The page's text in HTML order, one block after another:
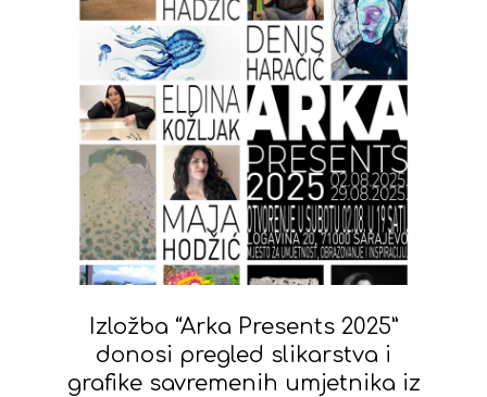
Izložba “Arka Presents 2025”
donosi pregled slikarstva i
grafike savremenih umjetnika iz